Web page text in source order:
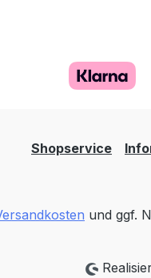
Shopservice
und ggf.